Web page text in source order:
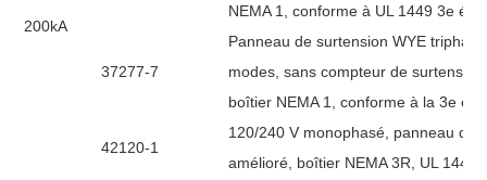
200kA
NEMA 1, conforme à UL 1449 3e
37277-7
Panneau de surtension WYE
modes, sans compteur de
boîtier NEMA 1, conforme à la 3e
42120-1
120/240 V monophasé, panneau de
amélioré, boîtier NEMA 3R, UL 1449